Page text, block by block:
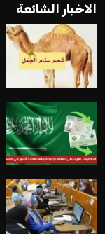
الاخبار الشائعة